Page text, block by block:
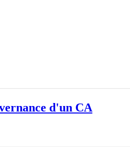
d'un CA